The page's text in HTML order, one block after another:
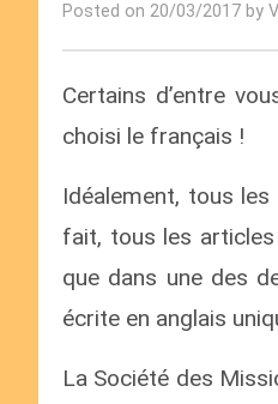
Posted on 20/03/2017 by
Certains d’entre
choisi le français !
Idéalement, tous
fait, tous les
que dans une des
écrite en anglais
La Société des